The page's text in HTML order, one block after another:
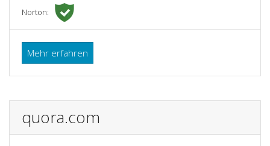
Norton:
Mehr erfahren
quora.com